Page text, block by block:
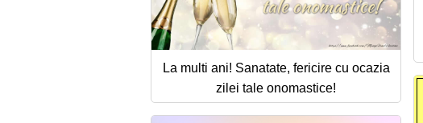
La multi ani! Sanatate, fericire cu ocazia
zilei tale onomastice!